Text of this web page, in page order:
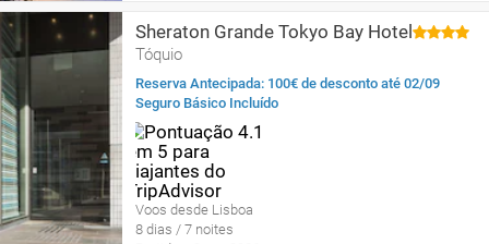
Sheraton Grande Tokyo Bay Hotel
Tóquio
Reserva Antecipada: 100€ de desconto até 02/09
Seguro Básico Incluído
Voos desde Lisboa
8 dias / 7 noites